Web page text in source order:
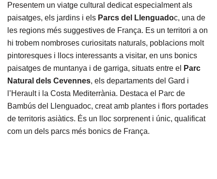
Presentem un viatge cultural dedicat especialment als
paisatges, els jardins i els Parcs del Llenguadoc, una de
les regions més suggestives de França. Es un territori a on
hi trobem nombroses curiositats naturals, poblacions molt
pintoresques i llocs interessants a visitar, en uns bonics
paisatges de muntanya i de garriga, situats entre el
Parc
Natural dels Cevennes, els departaments del Gard i
l’Herault i la Costa Mediterrània. Destaca el Parc de
Bambús del Llenguadoc, creat amb plantes i flors portades
de territoris asiàtics. És un lloc sorprenent i únic, qualificat
com un dels parcs més bonics de França.